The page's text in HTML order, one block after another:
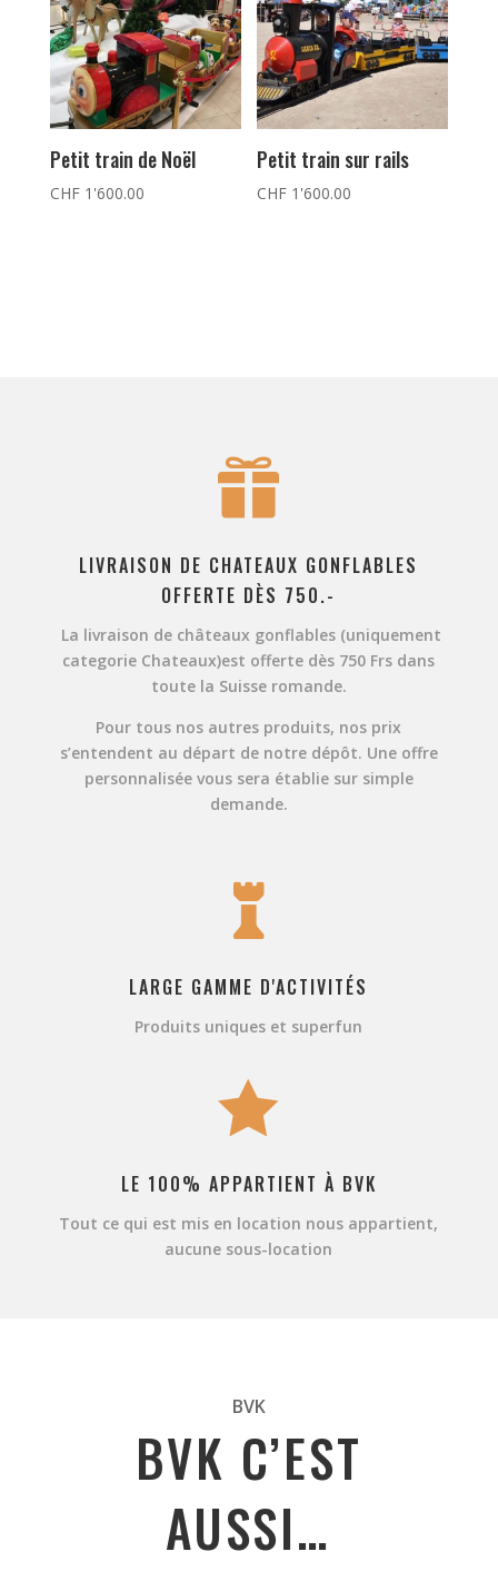
Petit train de Noël
CHF1'600.00
Petit train sur rails
CHF 1'600.00

LIVRAISON DE CHATEAUX GONFLABLES
OFFERTE DÈS 750.-
La livraison de châteaux gonflables (uniquement
categorie Chateaux)est offerte dès 750 Frs dans
toute la Suisse romande.
Pour tous nos autres produits, nos prix
s’entendent au départ de notre dépôt. Une offre
personnalisée vous sera établie sur simple
demande.

LARGE GAMME D'ACTIVITÉS
Produits uniques et superfun

LE 100% APPARTIENT À BVK
Tout ce qui est mis en location nous appartient,
aucune sous-location
BVK
BVK C’EST
AUSSI…